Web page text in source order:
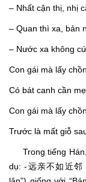
– Nhất cận thị, nhị
– Quan thì xa, bản
– Nước xa không
Con gái mà lấy
Có bát canh cần
Con gái mà lấy
Trước là mất giỗ
Trong tiếng Hán,
dụ: -远亲不如近邻